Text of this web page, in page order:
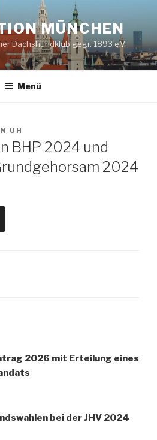
MÜNCHEN
Dachshundklub gegr. 1893 e.V.
Menü
UH
BHP 2024 und
2024
2026 mit Erteilung eines
bei der JHV 2024